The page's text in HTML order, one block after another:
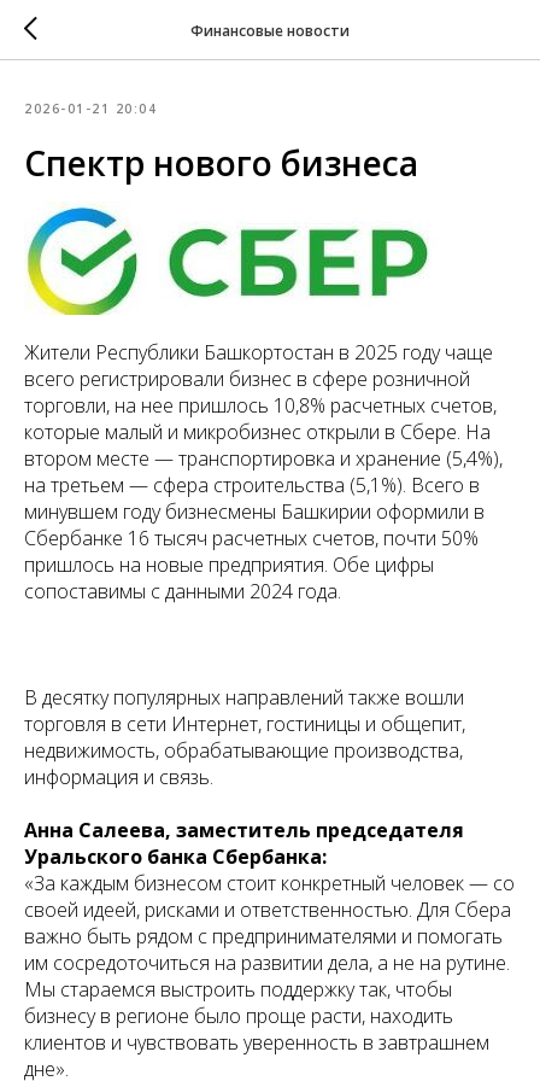
Финансовые новости
2026-01-21 20:04
Спектр нового бизнеса
Жители Республики Башкортостан в 2025 году чаще
всего регистрировали бизнес в сфере розничной
торговли, на нее пришлось 10,8% расчетных счетов,
которые малый и микробизнес открыли в Сбере. На
втором месте — транспортировка и хранение (5,4%),
на третьем — сфера строительства (5,1%). Всего в
минувшем году бизнесмены Башкирии оформили в
Сбербанке 16 тысяч расчетных счетов, почти 50%
пришлось на новые предприятия. Обе цифры
сопоставимы с данными 2024 года.
В десятку популярных направлений также вошли
торговля в сети Интернет, гостиницы и общепит,
недвижимость, обрабатывающие производства,
информация и связь.
Анна Салеева, заместитель председателя
Уральского банка Сбербанка:
«За каждым бизнесом стоит конкретный человек — со
своей идеей, рисками и ответственностью. Для Сбера
важно быть рядом с предпринимателями и помогать
им сосредоточиться на развитии дела, а не на рутине.
Мы стараемся выстроить поддержку так, чтобы
бизнесу в регионе было проще расти, находить
клиентов и чувствовать уверенность в завтрашнем
дне».